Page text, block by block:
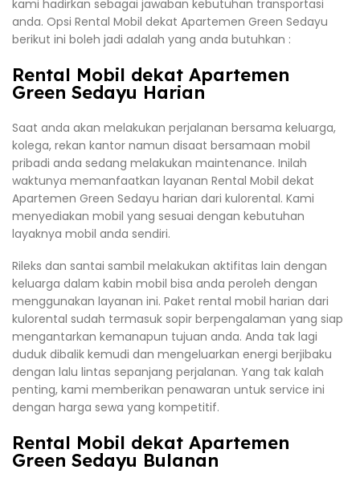
kami hadirkan sebagai jawaban kebutuhan transportasi
anda. Opsi Rental Mobil dekat Apartemen Green Sedayu
berikut ini boleh jadi adalah yang anda butuhkan :
Rental Mobil dekat Apartemen
Green Sedayu Harian
Saat anda akan melakukan perjalanan bersama keluarga,
kolega, rekan kantor namun disaat bersamaan mobil
pribadi anda sedang melakukan maintenance. Inilah
waktunya memanfaatkan layanan Rental Mobil dekat
Apartemen Green Sedayu harian dari kulorental. Kami
menyediakan mobil yang sesuai dengan kebutuhan
layaknya mobil anda sendiri.
Rileks dan santai sambil melakukan aktifitas lain dengan
keluarga dalam kabin mobil bisa anda peroleh dengan
menggunakan layanan ini. Paket rental mobil harian dari
kulorental sudah termasuk sopir berpengalaman yang siap
mengantarkan kemanapun tujuan anda. Anda tak lagi
duduk dibalik kemudi dan mengeluarkan energi berjibaku
dengan lalu lintas sepanjang perjalanan. Yang tak kalah
penting, kami memberikan penawaran untuk service ini
dengan harga sewa yang kompetitif.
Rental Mobil dekat Apartemen
Green Sedayu Bulanan